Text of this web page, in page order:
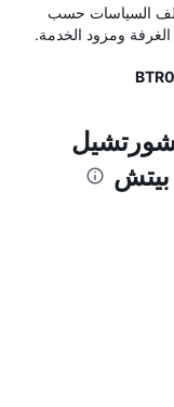
السياسات حسب
الغرفة ومزود الخدمة.